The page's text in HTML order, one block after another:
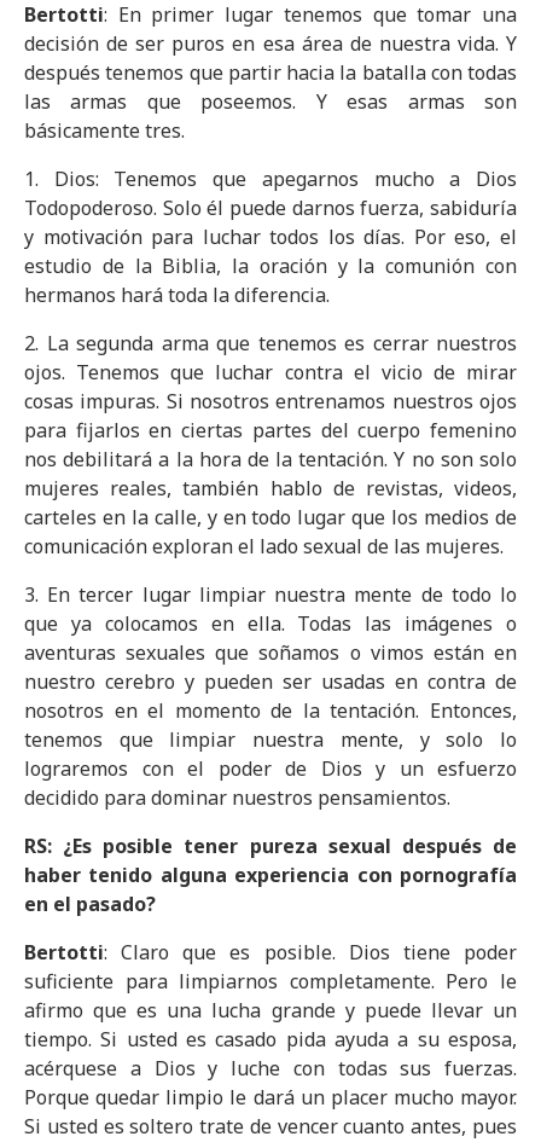
Bertotti: En primer lugar tenemos que tomar una
decisión de ser puros en esa área de nuestra vida. Y
después tenemos que partir hacia la batalla con todas
las armas que poseemos. Y esas armas son
básicamente tres.
1. Dios: Tenemos que apegarnos mucho a Dios
Todopoderoso. Solo él puede darnos fuerza, sabiduría
y motivación para luchar todos los días. Por eso, el
estudio de la Biblia, la oración y la comunión con
hermanos hará toda la diferencia.
2. La segunda arma que tenemos es cerrar nuestros
ojos. Tenemos que luchar contra el vicio de mirar
cosas impuras. Si nosotros entrenamos nuestros ojos
para fijarlos en ciertas partes del cuerpo femenino
nos debilitará a la hora de la tentación. Y no son solo
mujeres reales, también hablo de revistas, videos,
carteles en la calle, y en todo lugar que los medios de
comunicación exploran el lado sexual de las mujeres.
3. En tercer lugar limpiar nuestra mente de todo lo
que ya colocamos en ella. Todas las imágenes o
aventuras sexuales que soñamos o vimos están en
nuestro cerebro y pueden ser usadas en contra de
nosotros en el momento de la tentación. Entonces,
tenemos que limpiar nuestra mente, y solo lo
lograremos con el poder de Dios y un esfuerzo
decidido para dominar nuestros pensamientos.
RS: ¿Es posible tener pureza sexual después de
haber tenido alguna experiencia con pornografía
en el pasado?
Bertotti: Claro que es posible. Dios tiene poder
suficiente para limpiarnos completamente. Pero le
afirmo que es una lucha grande y puede llevar un
tiempo. Si usted es casado pida ayuda a su esposa,
acérquese a Dios y luche con todas sus fuerzas.
Porque quedar limpio le dará un placer mucho mayor.
Si usted es soltero trate de vencer cuanto antes, pues